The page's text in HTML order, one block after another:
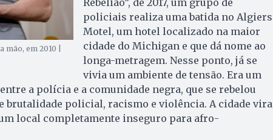
em 2010 |
Rebelião”, de 2017, um grupo de
policiais realiza uma batida no Algiers
Motel, um hotel localizado na maior
cidade do Michigan e que dá nome ao
longa-metragem. Nesse ponto, já se
vivia um ambiente de tensão. Era um
a polícia e a comunidade negra, que se rebelou
brutalidade policial, racismo e violência. A cidade vira
local completamente inseguro para afro-